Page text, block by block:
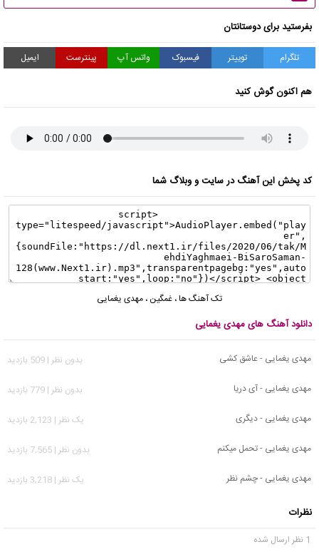
بفرستید برای دوستانتان
تلگرام توییتر فیسبوک واتس آپ پینترست ایمیل
هم اکنون گوش کنید
کد پخش این آهنگ در سایت و وبلاگ شما
تک آهنگ ها، غمگین ، مهدی یغمایی
دانلود آهنگ های مهدی یغمایی
مهدی یغمایی - عاشق کشی
بدون نظر | 509 بازدید
مهدی یغمایی - آی دریا
بدون نظر | 779 بازدید
مهدی یغمایی - دیگری
يک نظر | 2,123 بازدید
مهدی یغمایی - تحمل میکنم
بدون نظر | 7,565 بازدید
مهدی یغمایی - چشم نظر
يک نظر | 3,218 بازدید
نظرات
1 نظر ارسال شده